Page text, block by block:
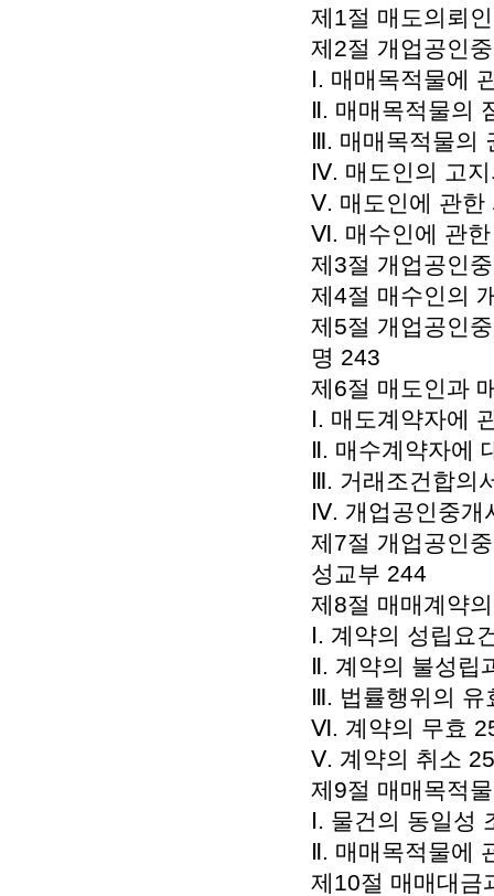
제1절 매도의뢰
제2절 개업공인
Ⅰ. 매매목적물에
Ⅱ. 매매목적물의
Ⅲ. 매매목적물의
Ⅳ. 매도인의 고
Ⅴ. 매도인에 관한
Ⅵ. 매수인에 관
제3절 개업공인
제4절 매수인의
제5절 개업공인
명 243
제6절 매도인과
Ⅰ. 매도계약자에
Ⅱ. 매수계약자에
Ⅲ. 거래조건합의
Ⅳ. 개업공인중개
제7절 개업공인
성교부 244
제8절 매매계약
Ⅰ. 계약의 성립요
Ⅱ. 계약의 불성립
Ⅲ. 법률행위의 유
Ⅵ. 계약의 무효
Ⅴ. 계약의 취소
제9절 매매목적
Ⅰ. 물건의 동일성
Ⅱ. 매매목적물에
제10절 매매대금